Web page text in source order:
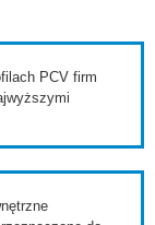
PCV firm